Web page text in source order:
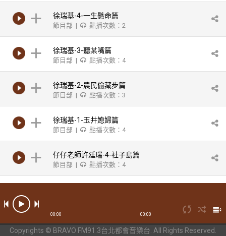
00:00 00:00
Copyrights © BRAVO FM91.3台北都會音樂台. All Rights Reserved.
徐瑞基-4-一生懸命篇
節目部 | 點播次數：2
徐瑞基-3-聽某嘴篇
節目部 | 點播次數：4
徐瑞基-2-農民偷藏步篇
節目部 | 點播次數：3
徐瑞基-1-玉井媳婦篇
節目部 | 點播次數：4
仔仔老師許廷瑞-4-社子島篇
節目部 | 點播次數：4
仔仔老師許廷瑞-2-榜樣篇
節目部 | 點播次數：2